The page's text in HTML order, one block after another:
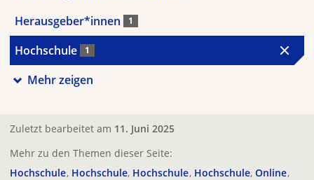
Herausgeber*innen 1
Hochschule 1
Mehr zeigen
Zuletzt bearbeitet am 11. Juni 2025
Mehr zu den Themen dieser Seite:
Hochschule Hochschule Hochschule Hochschule Online